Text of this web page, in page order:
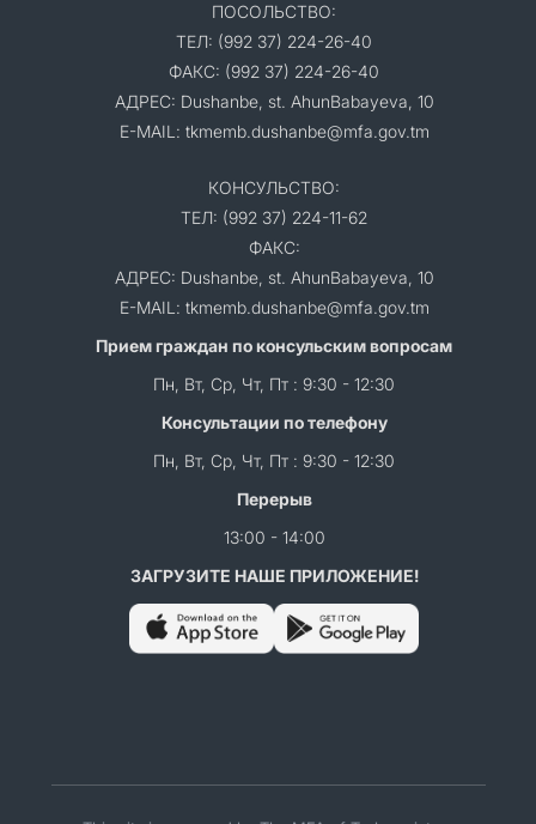
ПОСОЛЬСТВО:
ТЕЛ: (992 37) 224-26-40
ФАКС: (992 37) 224-26-40
АДРЕС: Dushanbe, st. AhunBabayeva, 10
E-MAIL: tkmemb.dushanbe@mfa.gov.tm
КОНСУЛЬСТВО:
ТЕЛ: (992 37) 224-11-62
ФАКС:
АДРЕС: Dushanbe, st. AhunBabayeva, 10
E-MAIL: tkmemb.dushanbe@mfa.gov.tm
Прием граждан по консульским вопросам
Пн, Вт, Ср, Чт, Пт : 9:30 - 12:30
Консультации по телефону
Пн, Вт, Ср, Чт, Пт : 9:30 - 12:30
Перерыв
13:00 - 14:00
ЗАГРУЗИТЕ НАШЕ ПРИЛОЖЕНИЕ!